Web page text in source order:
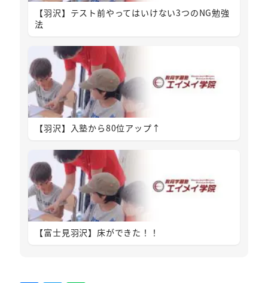
【羽沢】テスト前やってはいけない3つのNG勉強
法
【羽沢】入塾から80位アップ↑
【富士見羽沢】床ができた！！